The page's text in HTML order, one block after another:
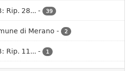
Rip. 28... - 39
di Merano - 2
Rip. 11... - 1